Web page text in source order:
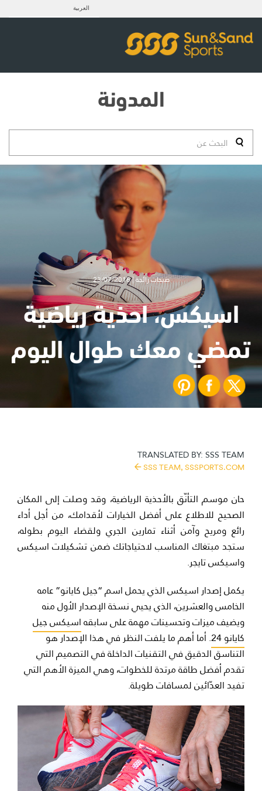
العربية
المدونة
صيحات رائجة | 23/07/2018
اسيكس، احذية رياضية
تمضي معك طوال اليوم
TRANSLATED BY:SSS TEAM
SSS TEAM, SSSPORTS.COM
حان موسم التأنّق بالأحذية الرياضية، وقد وصلت إلى المكان
الصحيح للاطلاع على أفضل الخيارات لأقدامك، من أجل أداء
رائع ومريح وآمن أثناء تمارين الجري ولقضاء اليوم بطوله،
ستجد مبتغاك المناسب لاحتياجاتك ضمن تشكيلات اسيكس
واسيكس تايجر.
يكمل إصدار اسيكس الذي يحمل اسم “جيل كايانو” عامه
الخامس والعشرين، الذي يحيي نسخة الإصدار الأول منه
ويضيف ميزات وتحسينات مهمة على سابقهاسيكس جيل
كايانو 24
. أما أهم ما يلفت النظر في هذا الإصدار هو
التناسق الدقيق في التقنيات الداخلة في التصميم التي
تقدم أفضل طاقة مرتدة للخطوات، وهي الميزة الأهم التي
تفيد العدّائين لمسافات طويلة.